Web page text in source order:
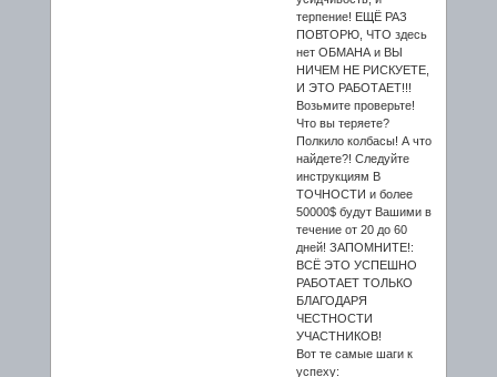
терпение! ЕЩЁ РАЗ
ПОВТОРЮ, ЧТО здесь
нет ОБМАНА и ВЫ
НИЧЕМ НЕ РИСКУЕТЕ,
И ЭТО РАБОТАЕТ!!!
Возьмите проверьте!
Что вы теряете?
Полкило колбасы! А что
найдете?! Следуйте
инструкциям В
ТОЧНОСТИ и более
50000$ будут Вашими в
течение от 20 до 60
дней! ЗАПОМНИТЕ!:
ВСЁ ЭТО УСПЕШНО
РАБОТАЕТ ТОЛЬКО
БЛАГОДАРЯ
ЧЕСТНОСТИ
УЧАСТНИКОВ!
Вот те самые шаги к
успеху: